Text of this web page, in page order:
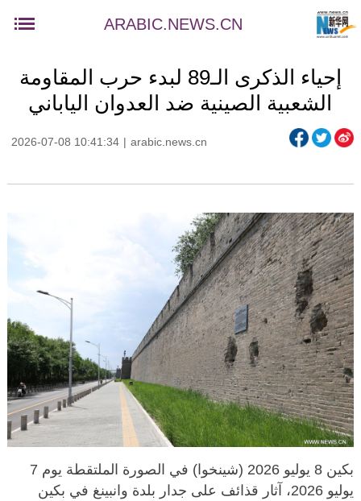
ARABIC.NEWS.CN
إحياء الذكرى الـ89 لبدء حرب المقاومة
الشعبية الصينية ضد العدوان الياباني
2026-07-08 10:41:34 | arabic.news.cn
بكين 8 يوليو 2026 (شينخوا) في الصورة الملتقطة يوم 7
يوليو 2026، آثار قذائف على جدار بلدة وانبينغ في بكين